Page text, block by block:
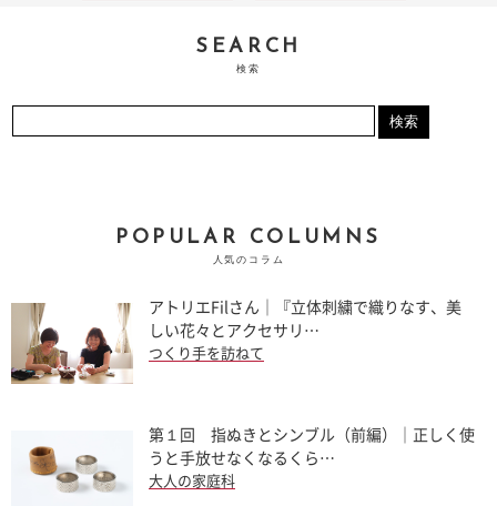
SEARCH
検索
POPULAR COLUMNS
人気のコラム
アトリエFilさん｜『立体刺繍で織りなす、美
しい花々とアクセサリ…
つくり手を訪ねて
第１回 指ぬきとシンブル（前編）｜正しく使
うと手放せなくなるくら…
大人の家庭科